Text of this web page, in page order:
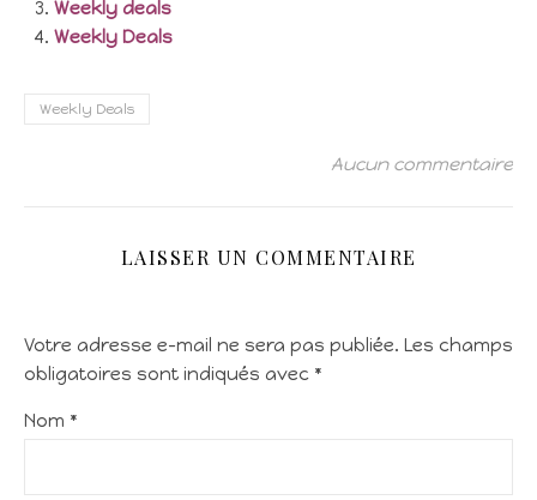
Weekly deals
Weekly Deals
Weekly Deals
Aucun commentaire
LAISSER UN COMMENTAIRE
Votre adresse e-mail ne sera pas publiée. Les champs
obligatoires sont indiqués avec *
Nom *